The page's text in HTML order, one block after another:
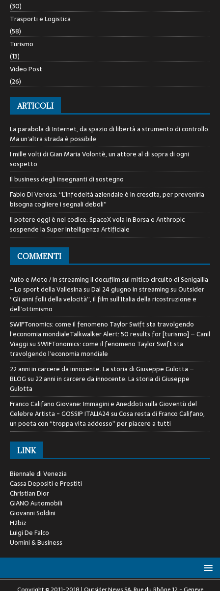
(30)
Trasporti e Logistica
(58)
Turismo
(13)
Video Post
(26)
ARTICOLI
La parabola di Internet, da spazio di libertà a strumento di controllo.
Ma un’altra strada è possibile
I mille volti di Gian Maria Volontè, un attore al di sopra di ogni
sospetto
Il business degli insegnanti di sostegno
Fabio Di Venosa: “L’infedeltà aziendale è in crescita, per prevenirla
bisogna cogliere i segnali deboli”
Il potere oggi è nel codice: SpaceX vola in Borsa e Anthropic
sospende la Super Intelligenza Artificiale
COMMENTI
Auto e Moto / In streaming il docufilm sul mitico circuito di Senigallia
- Lo sport della VallesinasuDal 24 giugno in streaming su Outsider
“Gli anni folli della velocità”, il film sull’Italia della ricostruzione e
dell’ottimismo
SWIFTonomics: come il fenomeno Taylor Swift sta travolgendo
l’economia mondialeTalkwalker Alert: 50 results for [turismo] – Canil
ViaggisuSWIFTonomics: come il fenomeno Taylor Swift sta
travolgendo l’economia mondiale
22 anni in carcere da innocente. La storia di Giuseppe Gulotta –
BLOGsu 22 anni in carcere da innocente. La storia di Giuseppe
Gulotta
Franco Califano Giovane: Immagini e Aneddoti sulla Gioventù del
Celebre Artista - GOSSIP ITALIA24suCosa resta di Franco Califano,
un poeta con “troppa vita addosso” per piacere a tutti
LINK
Biennale di Venezia
Cassa Depositi e Prestiti
Christian Dior
GIANO Automobili
Giovanni Soldini
H2biz
Luigi De Falco
Uomini & Business